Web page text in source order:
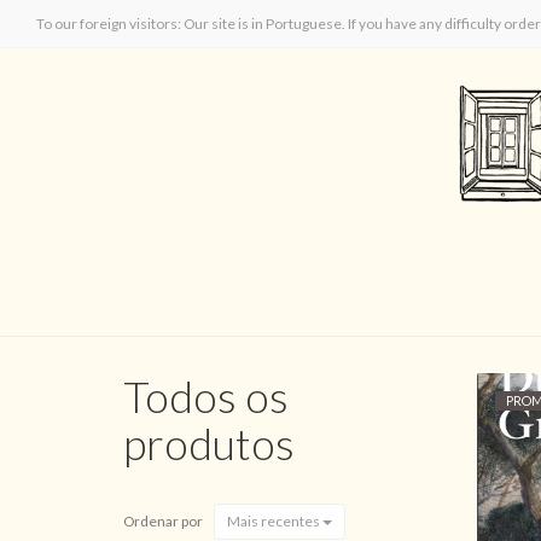
To our foreign visitors: Our site is in Portuguese. If you have any difficulty
Todos os
produtos
Ordenar por Mais recentes